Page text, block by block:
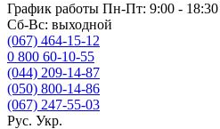
График работы Пн-Пт: 9:00 - 18:30
Сб-Вс: выходной
(067) 464-15-12
0 800 60-10-55
(044) 209-14-87
(050) 800-14-86
(067) 247-55-03
Рус. Укр.